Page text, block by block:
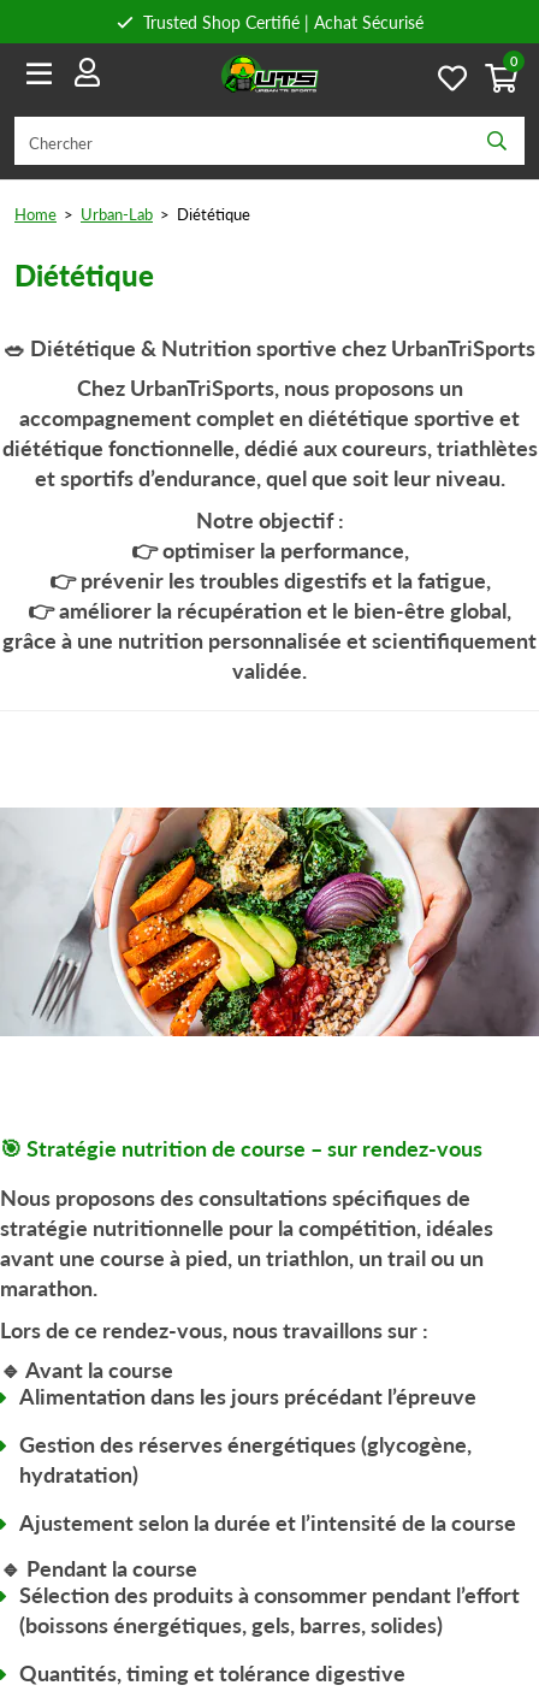
Trusted Shop Certifié | Achat Sécurisé
Conseils personnels
0
Home > Urban-Lab > Diététique
Diététique
🥗 Diététique & Nutrition sportive chez UrbanTriSports
Chez UrbanTriSports, nous proposons un
accompagnement complet endiététique sportive et
diététique fonctionnelle, dédié auxcoureurs, triathlètes
et sportifs d’endurance, quel que soit leur niveau.
Notre objectif :
👉optimiser la performance,
👉prévenir les troubles digestifs et la fatigue,
👉améliorer la récupération et le bien-être global,
grâce à une nutrition personnalisée et scientifiquement
validée.
🎯 Stratégie nutrition de course – sur rendez-vous
Nous proposons desconsultations spécifiques de
stratégie nutritionnelle pour la compétition, idéales
avant une course à pied, un triathlon, un trail ou un
marathon.
Lors de ce rendez-vous, nous travaillons sur :
🔹 Avant la course
Alimentationdans les jours précédant l’épreuve
Gestion des réserves énergétiques (glycogène,
hydratation)
Ajustement selon la durée et l’intensité de la course
🔹 Pendant la course
Sélection des produits à consommer pendant l’effort
(boissons énergétiques, gels, barres, solides)
Quantités, timing et tolérance digestive